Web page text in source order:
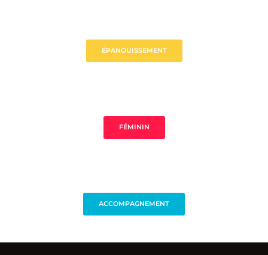
ÉPANOUISSEMENT
FÉMININ
ACCOMPAGNEMENT